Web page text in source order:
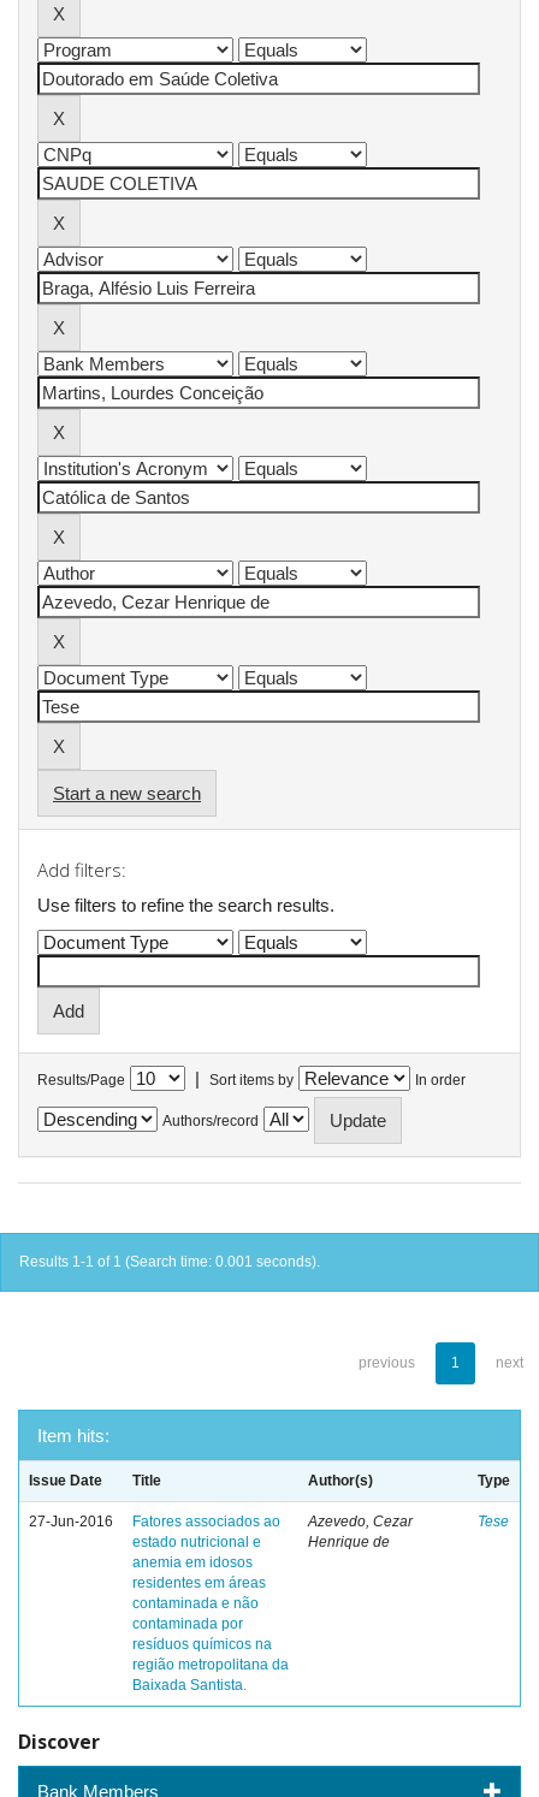
Start a new search
Add filters:
Use filters to refine the search results.
Results/Page | Sort items by In order
Authors/record
Results 1-1 of 1 (Search time: 0.001 seconds).
previous 1 next
Item hits:
Issue Date Title Author(s) Type
27-Jun-2016
Fatores associados ao
estado nutricional e
anemia em idosos
residentes em áreas
contaminada e não
contaminada por
resíduos químicos na
região metropolitana da
Baixada Santista.
Azevedo, Cezar
Henrique de
Tese
Discover
Bank Members